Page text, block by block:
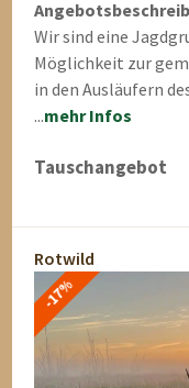
Wir sind eine
Möglichkeit zur
in den Ausläufern
...mehr Infos
Tauschangebot
Rotwild
-17%